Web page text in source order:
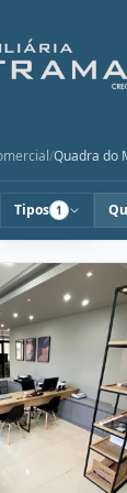
/Quadra do
Tipos 1